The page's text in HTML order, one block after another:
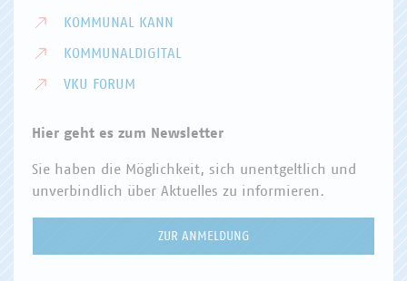
KOMMUNAL KANN
KOMMUNALDIGITAL
VKU FORUM
Hier geht es zum Newsletter
Sie haben die Möglichkeit, sich unentgeltlich und
unverbindlich über Aktuelles zu informieren.
ZUR ANMELDUNG